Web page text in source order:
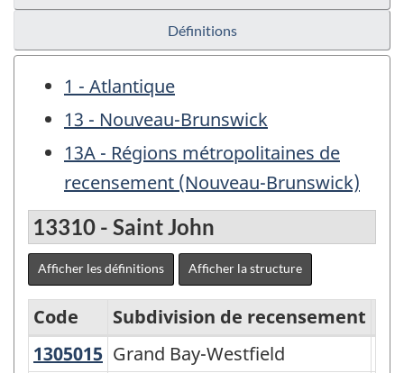
Définitions
1 - Atlantique
13 - Nouveau-Brunswick
13A - Régions métropolitaines de
recensement (Nouveau-Brunswick)
13310 - Saint John
Afficher les définitions Afficher la structure
Classification
Code Subdivision de recensement
1305015 Grand Bay-Westfield
Grand Bay-Westfield